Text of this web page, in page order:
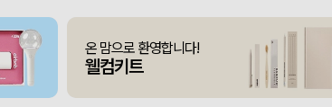
375146
375145 여OO 230
온 맘으로 환영합니다!
웰컴키트